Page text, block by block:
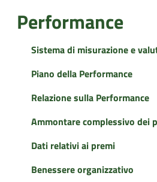
Performance
Sistema di misurazione e
Piano della Performance
Relazione sulla Performance
Ammontare complessivo dei
Dati relativi ai premi
Benessere organizzativo